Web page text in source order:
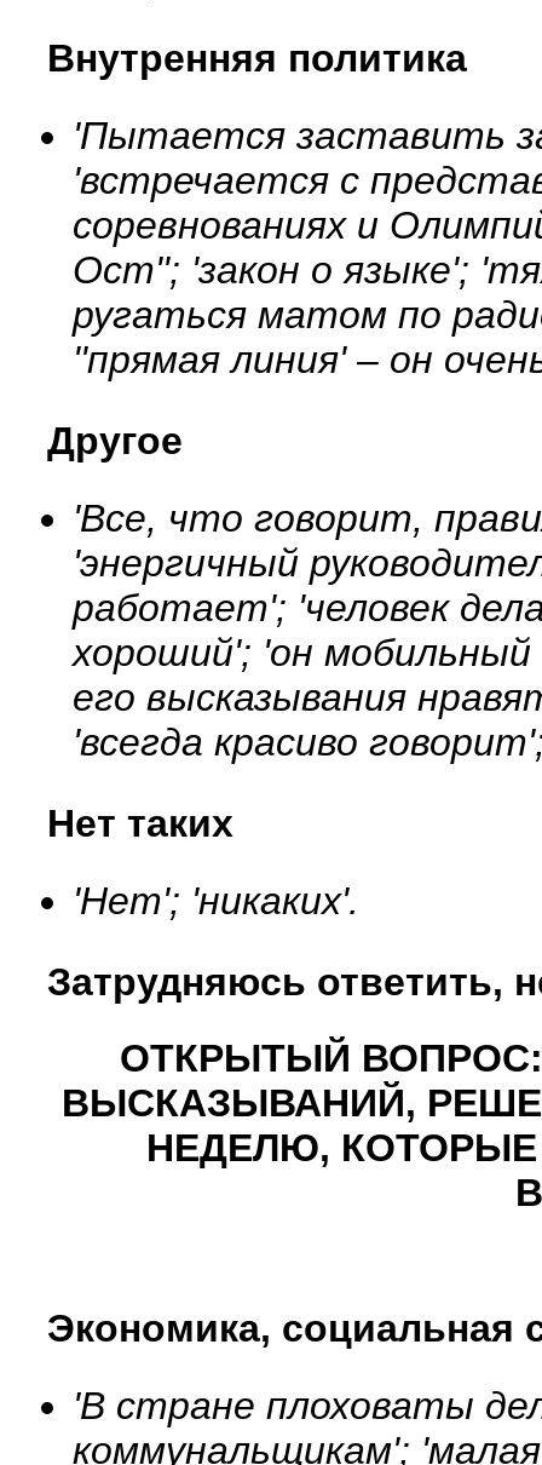
Внутренняя политика
'Пытается заставить
'встречается с
соревнованиях и
Ост''; 'закон о языке';
ругаться матом по
''прямая линия' – он
Другое
'Все, что говорит,
'энергичный
работает'; 'человек
хороший'; 'он мобильный
его высказывания
'всегда красиво
Нет таких
'Нет'; 'никаких'.
Затрудняюсь ответить,
ОТКРЫТЫЙ
ВЫСКАЗЫВАНИЙ,
НЕДЕЛЮ,
Экономика, социальная
'В стране плоховаты
коммунальщикам';